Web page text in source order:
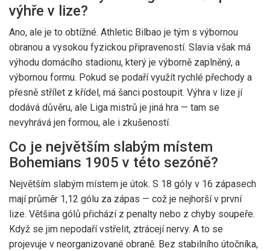
výhře v lize?
Ano, ale je to obtížné. Athletic Bilbao je tým s výbornou
obranou a vysokou fyzickou připraveností. Slavia však má
výhodu domácího stadionu, který je výborně zaplněný, a
výbornou formu. Pokud se podaří využít rychlé přechody a
přesně střílet z křídel, má šanci postoupit. Výhra v lize jí
dodává důvěru, ale Liga mistrů je jiná hra — tam se
nevyhrává jen formou, ale i zkušeností.
Co je největším slabým místem
Bohemians 1905 v této sezóně?
Největším slabým místem je útok. S 18 góly v 16 zápasech
mají průměr 1,12 gólu za zápas — což je nejhorší v první
lize. Většina gólů přichází z penalty nebo z chyby soupeře.
Když se jim nepodaří vstřelit, ztrácejí nervy. A to se
projevuje v neorganizované obraně. Bez stabilního útočníka,